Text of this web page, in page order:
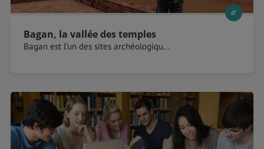
Bagan, la vallée des temples
Bagan est l’un des sites archéologiqu...